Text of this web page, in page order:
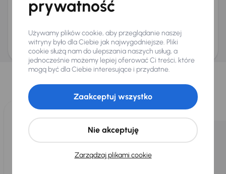
Wyślij zapytanie
ani zagwarantowaną dostępnością pojazdu. AURES Holdings a.s., z siedzibą
Dopraváků 874/15, Čimice, 184 00 Praga 8, będzie przechowywać i przetwarzać
Twoje dane osobowe zgodnie z zasadami ochrony i przetwarzaniadanych
osobowych
Wybraliśmy dla Ciebie
Wybieramy dla Ciebienajlepsze pojazdyz naszej oferty. Kupimy
dla Ciebiedo 400 pojazdówkażdego dnia.
prywatność
Używamy plików cookie, aby przeglądanie naszej
witryny było dla Ciebie jak najwygodniejsze. Pliki
cookie służą nam do ulepszania naszych usług, a
jednocześnie możemy lepiej oferować Ci treści, które
mogą być dla Ciebie interesujące i przydatne.
Zarządzaj plikami cookie
Nie akceptuję
Zaakceptuj wszystko